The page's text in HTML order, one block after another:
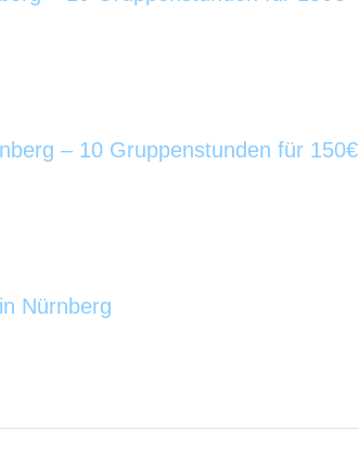
– 10 Gruppenstunden für 150€
Nürnberg